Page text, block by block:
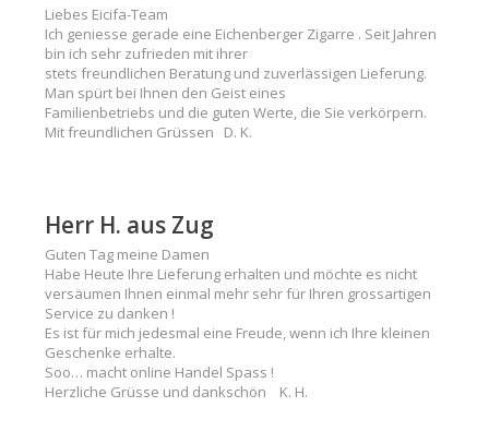
Liebes Eicifa-Team
Ich geniesse gerade eine Eichenberger Zigarre . Seit Jahren
bin ich sehr zufrieden mit ihrer
stets freundlichen Beratung und zuverlässigen Lieferung.
Man spürt bei Ihnen den Geist eines
Familienbetriebs und die guten Werte, die Sie verkörpern.
Mit freundlichen Grüssen D. K.
Herr H. aus Zug
Guten Tag meine Damen
Habe Heute Ihre Lieferung erhalten und möchte es nicht
versäumen Ihnen einmal mehr sehr für Ihren grossartigen
Service zu danken !
Es ist für mich jedesmal eine Freude, wenn ich Ihre kleinen
Geschenke erhalte.
Soo… macht online Handel Spass !
Herzliche Grüsse und dankschön K. H.